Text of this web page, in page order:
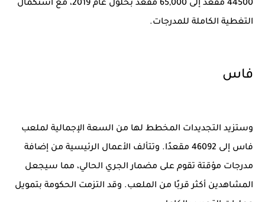
44500 مقعد إلى 65,000 مقعد بحلول عام 2019، مع استكمال
التغطية الكاملة للمدرجات.
فاس
وستزيد التجديدات المخطط لها من السعة الإجمالية لملعب
فاس إلى 46092 مقعدًا. وتتألف الأعمال الرئيسية من إضافة
مدرجات مؤقتة تقوم على مضمار الجري الحالي، مما سيجعل
المشاهدين أكثر قربًا من الملعب. وقد التزمت الحكومة بتمويل